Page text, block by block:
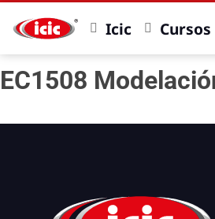
Icic Cursos
EC1508